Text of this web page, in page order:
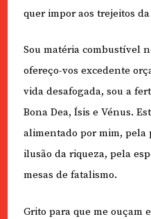
quer impor aos trejeitos
Sou matéria combustível
ofereço-vos excedente
vida desafogada, sou a
Bona Dea, Ísis e Vénus.
alimentado por mim, pela
ilusão da riqueza, pela
mesas de fatalismo.
Grito para que me ouçam